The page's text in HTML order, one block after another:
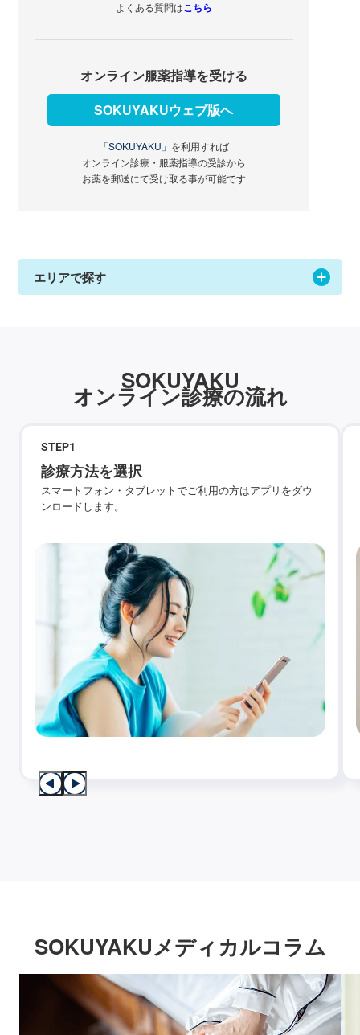
よくある質問はこちら
オンライン服薬指導を受ける
SOKUYAKUウェブ版へ
「SOKUYAKU」 を利用すれば
オンライン診療・服薬指導の受診から
お薬を郵送にて受け取る事が可能です
エリアで探す
SOKUYAKU
オンライン診療の流れ
STEP1
診療方法を選択
スマートフォン・タブレットでご利用の方はアプリをダウ
ンロードします。
SOKUYAKUメディカルコラム